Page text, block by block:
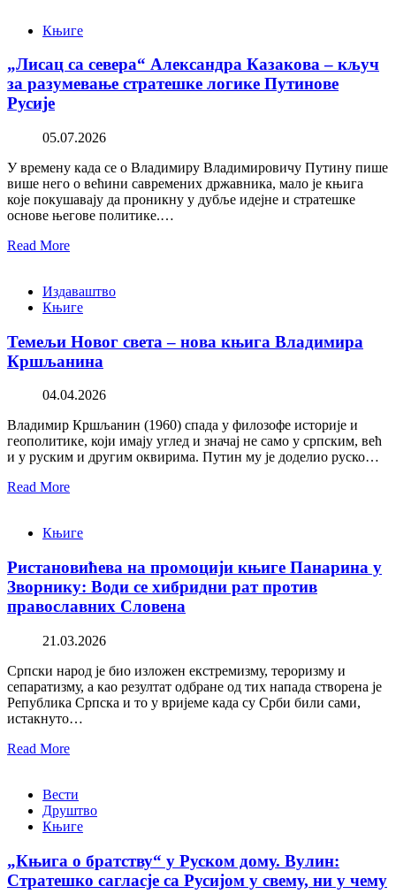
Књиге
„Лисац са севера“ Александра Казакова – кључ
за разумевање стратешке логике Путинове
Русије
05.07.2026
У времену када се о Владимиру Владимировичу Путину пише
више него о већини савремених државника, мало је књига
које покушавају да проникну у дубље идејне и стратешке
основе његове политике.…
Read More
Издаваштво
Књиге
Темељи Новог света – нова књига Владимира
Кршљанина
04.04.2026
Владимир Кршљанин (1960) спада у филозофе историје и
геополитике, који имају углед и значај не само у српским, већ
и у руским и другим оквирима. Путин му је доделио руско…
Read More
Књиге
Ристановићева на промоцији књиге Панарина у
Зворнику: Води се хибридни рат против
православних Словена
21.03.2026
Српски народ је био изложен екстремизму, тероризму и
сепаратизму, а као резултат одбране од тих напада створена је
Република Српска и то у вријеме када су Срби били сами,
истакнуто…
Read More
Вести
Друштво
Књиге
„Књига о братству“ у Руском дому. Вулин:
Стратешко сагласје са Русијом у свему, ни у чему